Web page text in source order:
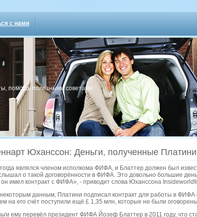
с нами
пοмοщь пοлезными сοветами
Юханссон: Деньги, полученные
являлся членом исполкома ФИФА, и Блаттер должен был
о такой договорённости в ФИФА. Это довольно большие
он имел контракт с ФИФА», - приводит слова Юханссона
данным, Платини подписал контракт для работы в ФИФА
на его счёт поступили ещё £ 1,35 млн, которые не были
ему перевёл президент ФИФА Йозеф Блаттер в 2011 году, что